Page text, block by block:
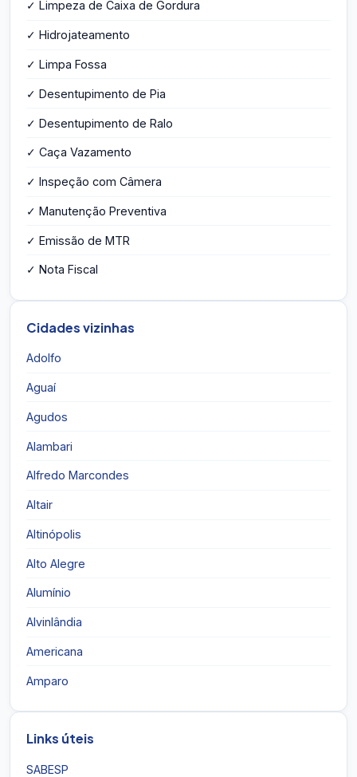
✓ Limpeza de Caixa de Gordura
✓ Hidrojateamento
✓ Limpa Fossa
✓ Desentupimento de Pia
✓ Desentupimento de Ralo
✓ Caça Vazamento
✓ Inspeção com Câmera
✓ Manutenção Preventiva
✓ Emissão de MTR
✓ Nota Fiscal
Cidades vizinhas
Adolfo
Aguaí
Agudos
Alambari
Alfredo Marcondes
Altair
Altinópolis
Alto Alegre
Alumínio
Alvinlândia
Americana
Amparo
Links úteis
SABESP